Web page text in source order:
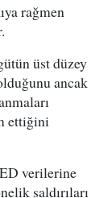
rağmen
üst düzey
ancak
ettiğini
verilerine
saldırıları